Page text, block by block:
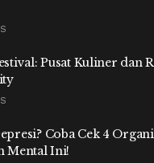
Pusat Kuliner dan
Coba Cek 4
Mental Ini!